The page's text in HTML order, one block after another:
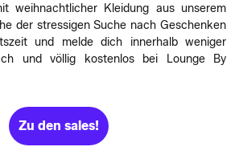
weihnachtlicher Kleidung aus unserem
der stressigen Suche nach Geschenken
und melde dich innerhalb weniger
und völlig kostenlos bei Lounge By
Zu den sales!